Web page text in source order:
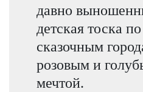
давно
детская тоска
сказочным
розовым и
мечтой.